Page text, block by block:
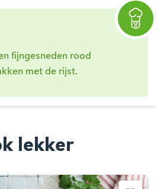
fijngesneden rood
met de rijst.
lekker